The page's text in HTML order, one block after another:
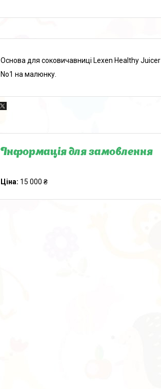
Основа для соковичавниці Lexen Healthy
No1 на малюнку.
Інформація для замовлення
Ціна: 15 000 ₴